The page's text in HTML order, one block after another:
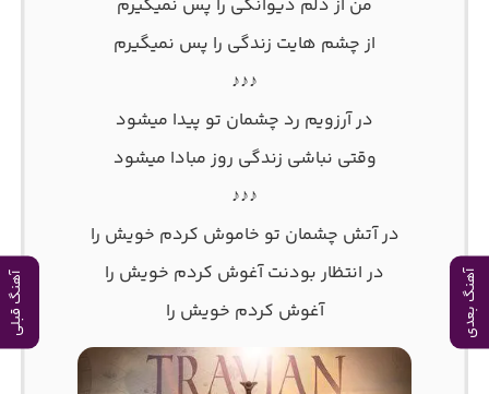
آهنگ بعدی آهنگ قبلی
من از دلم دیوانگی را پس نمیگیرم
از چشم هایت زندگی را پس نمیگیرم
♪♪♪
در آرزویم رد چشمان تو پیدا میشود
وقتی نباشی زندگی روز مبادا میشود
♪♪♪
در آتش چشمان تو خاموش کردم خویش را
در انتظار بودنت آغوش کردم خویش را
آغوش کردم خویش را